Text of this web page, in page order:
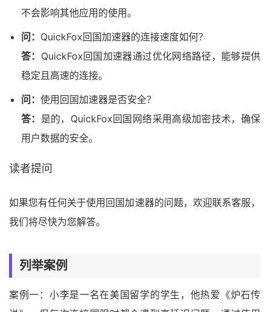
不会影响其他应用的使用。
问： QuickFox回国加速器的连接速度如何？
答： QuickFox回国加速器通过优化网络路径，能够提供
稳定且高速的连接。
问： 使用回国加速器是否安全？
答： 是的，QuickFox回国网络采用高级加密技术，确保
用户数据的安全。
读者提问
如果您有任何关于使用回国加速器的问题，欢迎联系客服，
我们将尽快为您解答。
列举案例
案例一：小李是一名在美国留学的学生，他热爱《炉石传